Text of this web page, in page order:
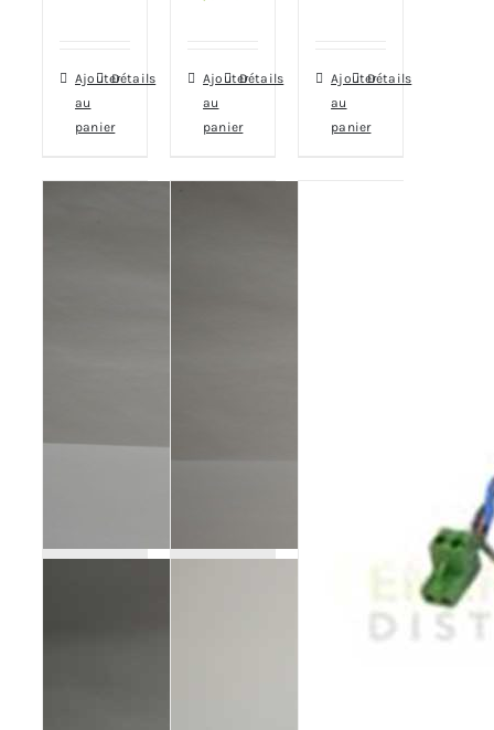
Ajouter
au
panier
Détails
Ajouter
au
panier
Détails
Ajouter
au
panier
Détails